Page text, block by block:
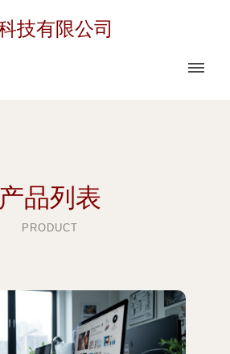
技有限公司
产品列表
PRODUCT